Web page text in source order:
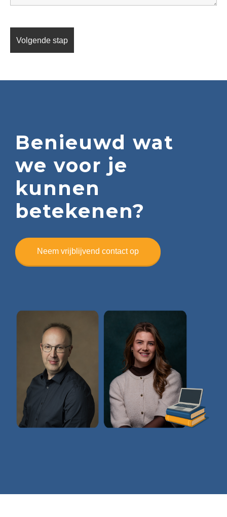
Benieuwd wat
we voor je
kunnen
betekenen?
Neem vrijblijvend contact op